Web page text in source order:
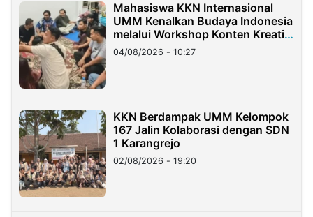
Mahasiswa KKN Internasional
UMM Kenalkan Budaya Indonesia
melalui Workshop Konten Kreatif
di Taiwan
04/08/2026 - 10:27
KKN Berdampak UMM Kelompok
167 Jalin Kolaborasi dengan SDN
1 Karangrejo
02/08/2026 - 19:20